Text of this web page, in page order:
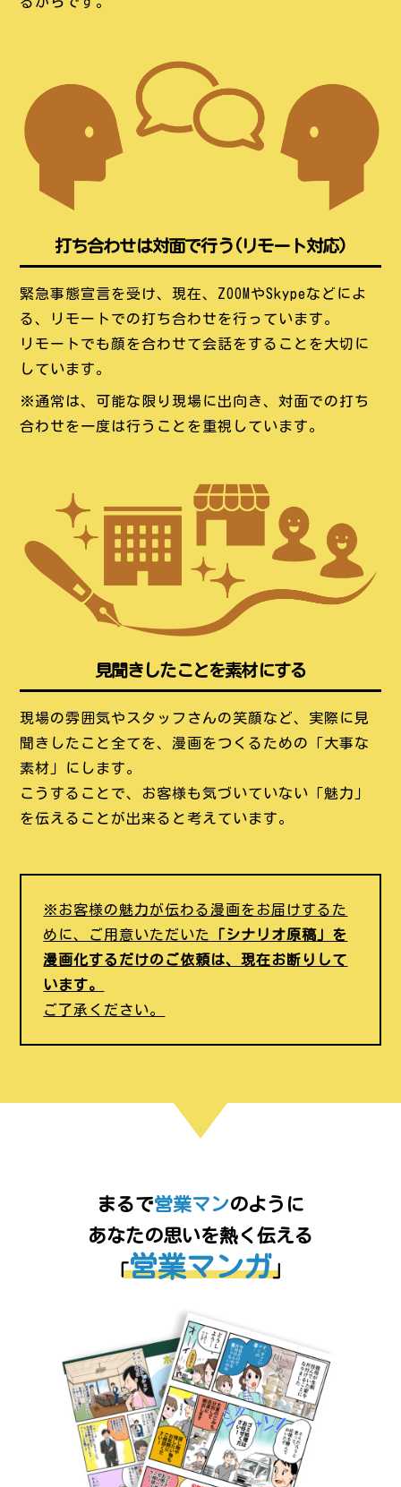
打ち合わせは対面で行う(リモート対応)
緊急事態宣言を受け、現在、ZOOMやSkypeなどによ
る、リモートでの打ち合わせを行っています。
リモートでも顔を合わせて会話をすることを大切に
しています。
※通常は、可能な限り現場に出向き、対面での打ち
合わせを一度は行うことを重視しています。
見聞きしたことを素材にする
現場の雰囲気やスタッフさんの笑顔など、実際に見
聞きしたこと全てを、漫画をつくるための「大事な
素材」にします。
こうすることで、お客様も気づいていない「魅力」
を伝えることが出来ると考えています。
※お客様の魅力が伝わる漫画をお届けするた
めに、ご用意いただいた
「シナリオ原稿」を
漫画化するだけのご依頼は、現在お断りして
います。
ご了承ください。
まるで営業マンのように
あなたの思いを熱く伝える
「営業マンガ」